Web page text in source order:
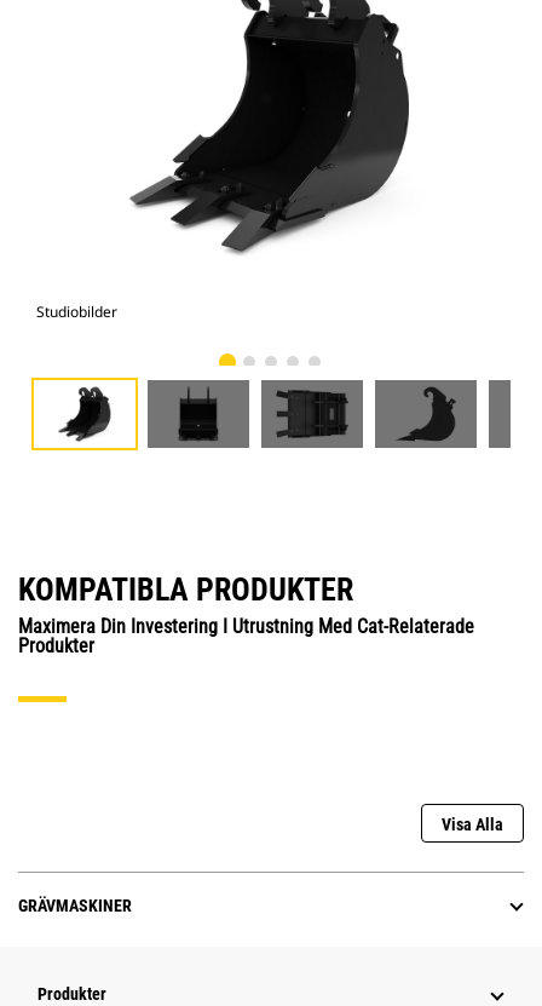
Studiobilder
KOMPATIBLA PRODUKTER
Maximera Din Investering I Utrustning Med Cat-Relaterade
Produkter
Visa Alla
GRÄVMASKINER
Produkter